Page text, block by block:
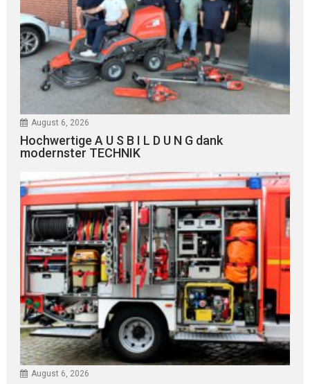
August 6, 2026
Hochwertige A U S B I L D U N G dank
modernster TECHNIK
August 6, 2026